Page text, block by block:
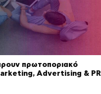
πρωτοποριακό
Advertising & PR